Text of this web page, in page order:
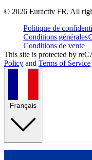
© 2026 Euractiv FR. All
Politique de
Conditions générales
Conditions de vente
This site is protected by
Policy and Terms of Service
Français